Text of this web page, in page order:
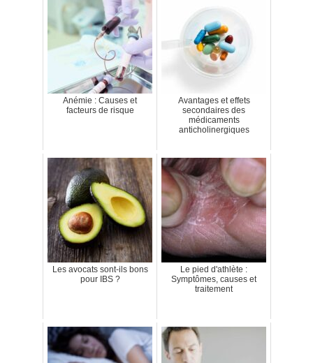
Anémie : Causes et
facteurs de risque
Avantages et effets
secondaires des
médicaments
anticholinergiques
Les avocats sont-ils bons
pour IBS ?
Le pied d'athlète :
Symptômes, causes et
traitement